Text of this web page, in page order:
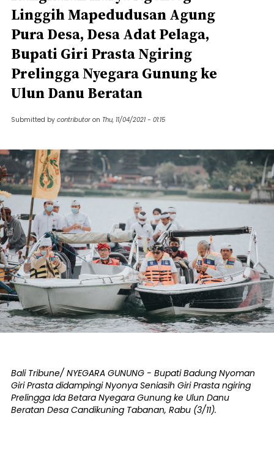
Linggih Mapedudusan Agung
Pura Desa, Desa Adat Pelaga,
Bupati Giri Prasta Ngiring
Prelingga Nyegara Gunung ke
Ulun Danu Beratan
Submitted by contributor on Thu, 11/04/2021 - 01:15
Bali Tribune/ NYEGARA GUNUNG - Bupati Badung Nyoman
Giri Prasta didampingi Nyonya Seniasih Giri Prasta ngiring
Prelingga Ida Betara Nyegara Gunung ke Ulun Danu
Beratan Desa Candikuning Tabanan, Rabu (3/11).